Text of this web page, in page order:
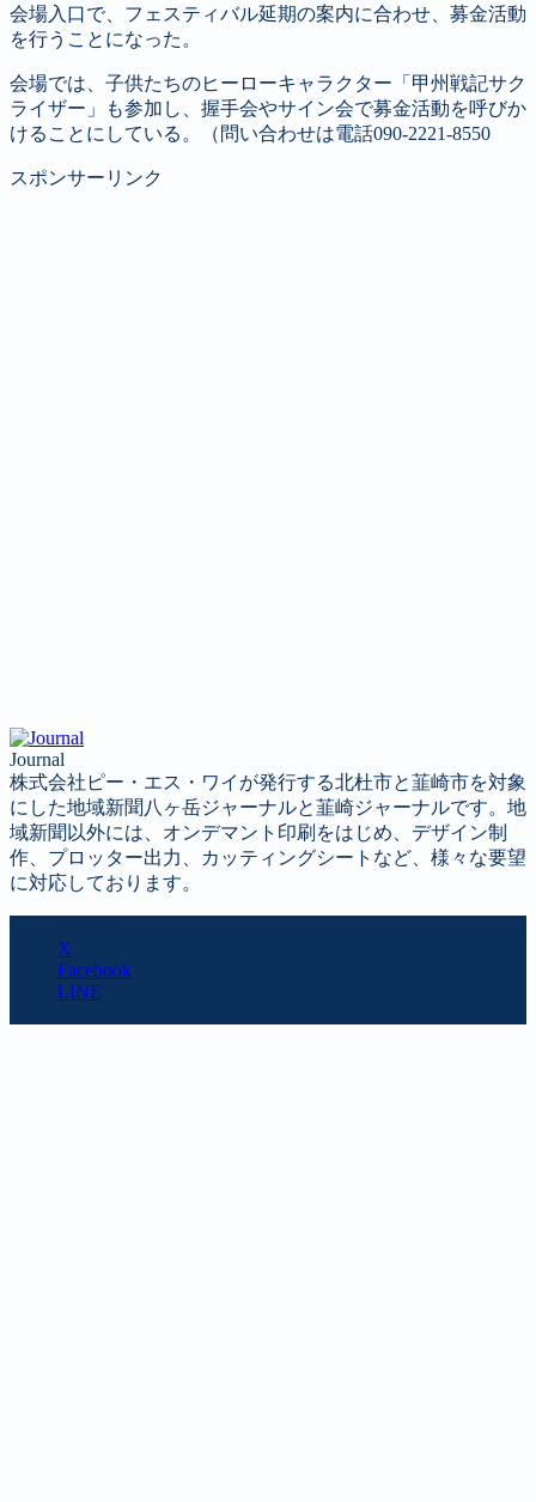
会場入口で、フェスティバル延期の案内に合わせ、募金活動
を行うことになった。
会場では、子供たちのヒーローキャラクター「甲州戦記サク
ライザー」も参加し、握手会やサイン会で募金活動を呼びか
けることにしている。（問い合わせは電話090-2221-8550
スポンサーリンク
Journal
株式会社ピー・エス・ワイが発行する北杜市と韮崎市を対象
にした地域新聞八ヶ岳ジャーナルと韮崎ジャーナルです。地
域新聞以外には、オンデマント印刷をはじめ、デザイン制
作、プロッター出力、カッティングシートなど、様々な要望
に対応しております。
X
Facebook
LINE